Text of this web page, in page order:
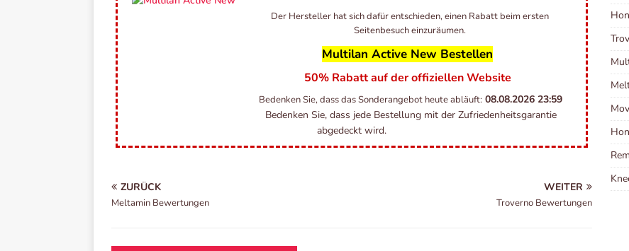
Der Hersteller hat sich dafür entschieden, einen Rabatt beim ersten
Seitenbesuch einzuräumen.
Multilan Active New Bestellen
50% Rabatt auf der offiziellen Website
Bedenken Sie, dass das Sonderangebot heute abläuft: 08.08.202623:59
Bedenken Sie, dass jede Bestellung mit der Zufriedenheitsgarantie
abgedeckt wird.
ZURÜCK
Meltamin Bewertungen
WEITER
Troverno Bewertungen